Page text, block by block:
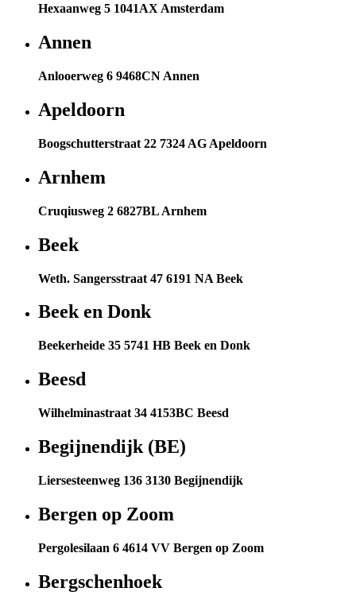
Hexaanweg 5 1041AX Amsterdam
Annen
Anlooerweg 6 9468CN Annen
Apeldoorn
Boogschutterstraat 22 7324 AG Apeldoorn
Arnhem
Cruqiusweg 2 6827BL Arnhem
Beek
Weth. Sangersstraat 47 6191 NA Beek
Beek en Donk
Beekerheide 35 5741 HB Beek en Donk
Beesd
Wilhelminastraat 34 4153BC Beesd
Begijnendijk (BE)
Liersesteenweg 136 3130 Begijnendijk
Bergen op Zoom
Pergolesilaan 6 4614 VV Bergen op Zoom
Bergschenhoek